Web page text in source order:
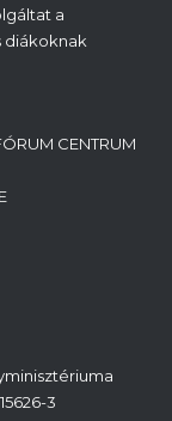
a
diákoknak
CENTRUM
3